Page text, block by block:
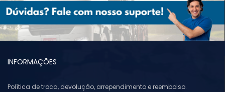
INFORMAÇÕES
Política de troca, devolução, arrependimento e reembolso.